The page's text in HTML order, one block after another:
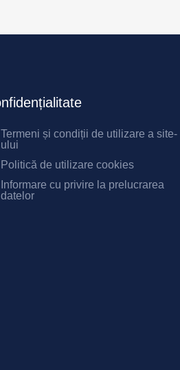
Termeni și condiții de utilizare a site-
ului
Politică de utilizare cookies
Informare cu privire la prelucrarea
datelor